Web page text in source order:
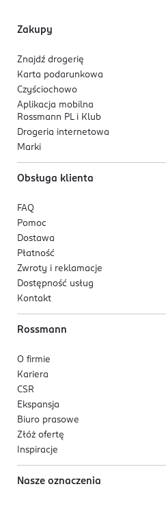
Zakupy
Znajdź drogerię
Karta podarunkowa
Czyściochowo
Aplikacja mobilna
Rossmann PL i Klub
Drogeria internetowa
Marki
Obsługa klienta
FAQ
Pomoc
Dostawa
Płatność
Zwroty i reklamacje
Dostępność usług
Kontakt
Rossmann
O firmie
Kariera
CSR
Ekspansja
Biuro prasowe
Złóż ofertę
Inspiracje
Nasze oznaczenia